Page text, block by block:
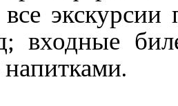
входные
напитками.